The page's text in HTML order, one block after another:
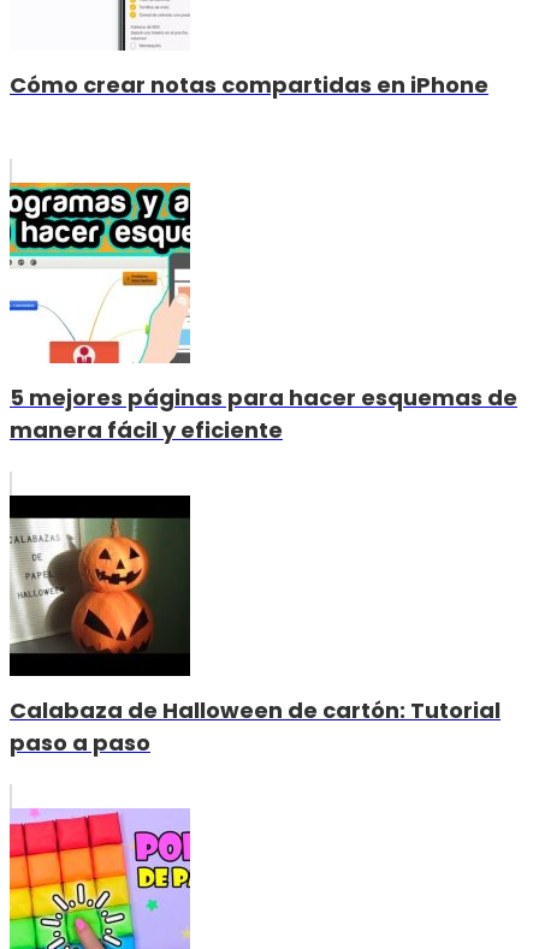
Cómo crear notas compartidas en iPhone
5 mejores páginas para hacer esquemas de
manera fácil y eficiente
Calabaza de Halloween de cartón: Tutorial
paso a paso